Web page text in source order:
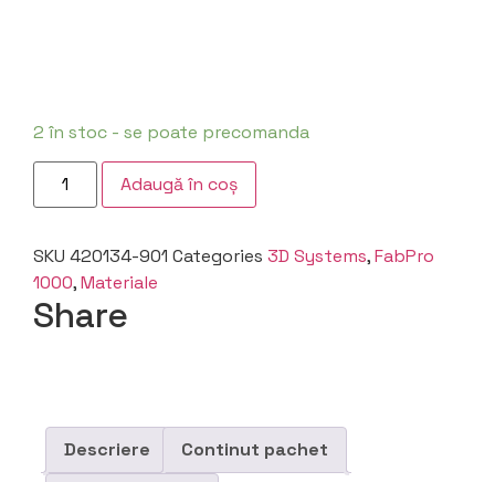
2 în stoc - se poate precomanda
Adaugă în coș
SKU 420134-901 Categories 3D Systems,FabPro
1000,Materiale
Share
Descriere
Continut pachet